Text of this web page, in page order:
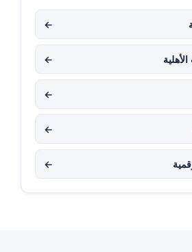
←
←
←
←
←